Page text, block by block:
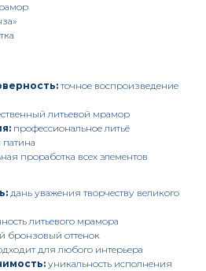
точное воспроизведение
литьевой мрамор
профессиональное литьё
проработка всех элементов
дань уважения творчеству великого
литьевого мрамора
бронзовый оттенок
для любого интерьера
уникальность исполнения